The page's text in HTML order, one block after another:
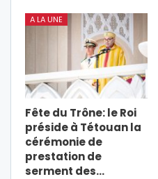
A LA UNE
Fête du Trône: le Roi
préside à Tétouan la
cérémonie de
prestation de
serment des…